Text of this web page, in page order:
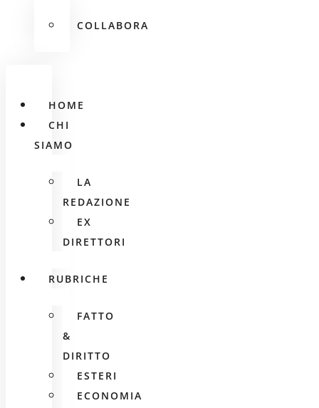
COLLABORA
HOME
CHI
SIAMO
LA
REDAZIONE
EX
DIRETTORI
RUBRICHE
FATTO
&
DIRITTO
ESTERI
ECONOMIA